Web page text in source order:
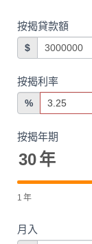
按揭貸款額
$
按揭利率
%
按揭年期
30年
1 年
月入